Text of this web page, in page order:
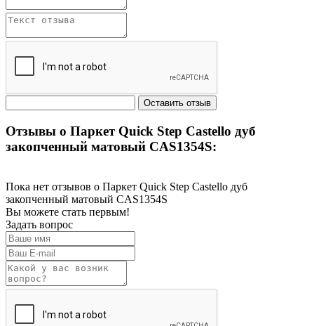
Отзывы о Паркет Quick Step Castello дуб
закопченный матовый CAS1354S:
Пока нет отзывов о Паркет Quick Step Castello дуб
закопченный матовый CAS1354S
Вы можете стать первым!
Задать вопрос